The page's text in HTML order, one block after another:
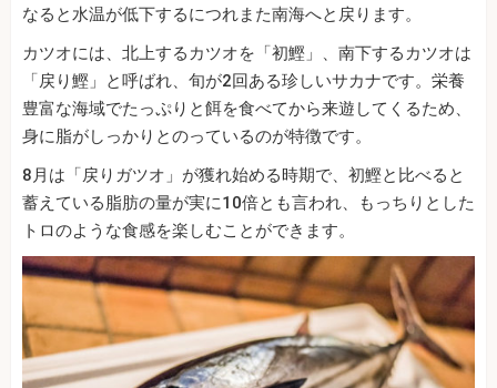
なると水温が低下するにつれまた南海へと戻ります。
カツオには、北上するカツオを「初鰹」、南下するカツオは
「戻り鰹」と呼ばれ、旬が2回ある珍しいサカナです。栄養
豊富な海域でたっぷりと餌を食べてから来遊してくるため、
身に脂がしっかりとのっているのが特徴です。
8月は「戻りガツオ」が獲れ始める時期で、初鰹と比べると
蓄えている脂肪の量が実に10倍とも言われ、もっちりとした
トロのような食感を楽しむことができます。